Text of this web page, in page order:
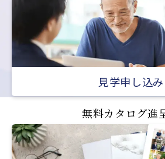
見学申し込み
無料カタログ進